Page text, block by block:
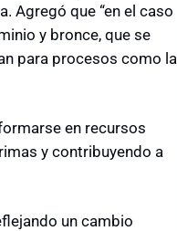
Agregó que “en el caso
y bronce, que se
para procesos como la
en recursos
y contribuyendo a
un cambio